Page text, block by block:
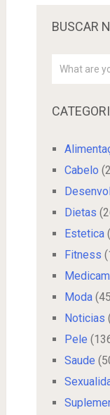
BUSCAR
Cabelo
Dietas
Estetica
Fitness
Moda
Noticias
Pele
Saude